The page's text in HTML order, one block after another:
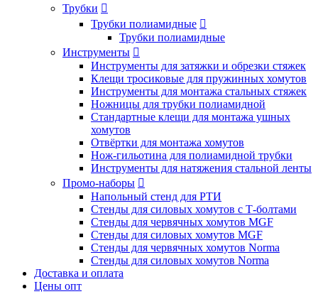
Трубки 
Трубки полиамидные 
Трубки полиамидные
Инструменты 
Инструменты для затяжки и обрезки стяжек
Клещи тросиковые для пружинных хомутов
Инструменты для монтажа стальных стяжек
Ножницы для трубки полиамидной
Стандартные клещи для монтажа ушных
хомутов
Отвёртки для монтажа хомутов
Нож-гильотина для полиамидной трубки
Инструменты для натяжения стальной ленты
Промо-наборы 
Напольный стенд для РТИ
Стенды для силовых хомутов с Т-болтами
Стенды для червячных хомутов MGF
Стенды для силовых хомутов MGF
Стенды для червячных хомутов Norma
Стенды для силовых хомутов Norma
Доставка и оплата
Цены опт